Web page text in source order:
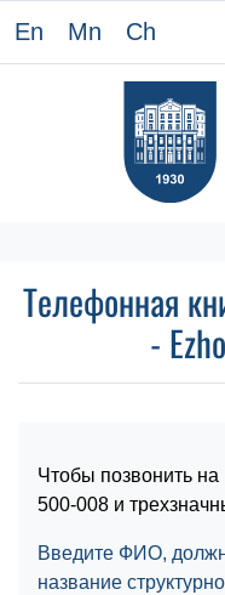
En Mn Ch
Телефонная
-
Чтобы позвонить
500-008 и
Введите ФИО,
название